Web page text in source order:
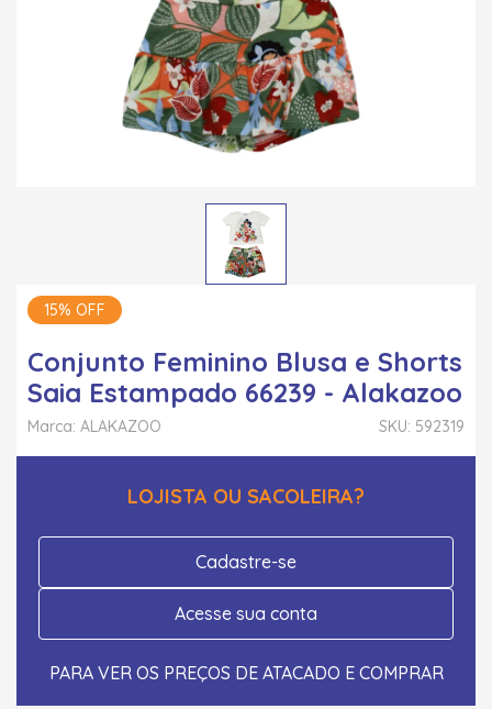
15% OFF
Conjunto Feminino Blusa e Shorts
Saia Estampado 66239 - Alakazoo
SKU: 592319
Marca: ALAKAZOO
LOJISTA OU SACOLEIRA?
Cadastre-se
Acesse sua conta
PARA VER OS PREÇOS DE ATACADO E COMPRAR